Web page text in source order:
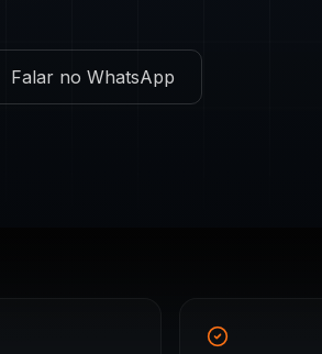
Falar no WhatsApp